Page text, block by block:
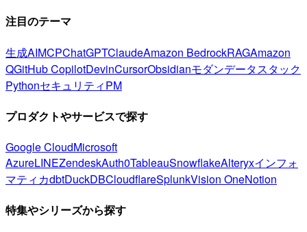
注目のテーマ
生成AIMCPChatGPTClaudeAmazon BedrockRAGAmazon
QGitHub CopilotDevinCursorObsidianモダンデータスタック
PythonセキュリティPM
プロダクトやサービスで探す
Google CloudMicrosoft
AzureLINEZendeskAuth0TableauSnowflakeAlteryxインフォ
マティカdbtDuckDBCloudflareSplunkVision OneNotion
特集やシリーズから探す